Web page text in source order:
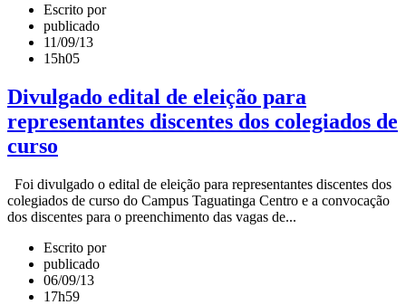
Escrito por
publicado
11/09/13
15h05
Divulgado edital de eleição para
representantes discentes dos colegiados de
curso
Foi divulgado o edital de eleição para representantes discentes dos
colegiados de curso do Campus Taguatinga Centro e a convocação
dos discentes para o preenchimento das vagas de...
Escrito por
publicado
06/09/13
17h59